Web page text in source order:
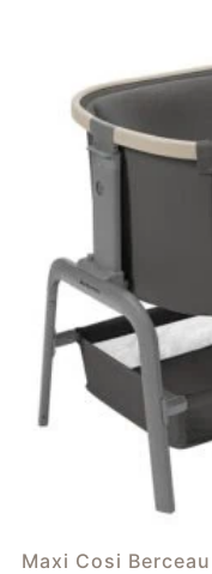
Maxi Cosi